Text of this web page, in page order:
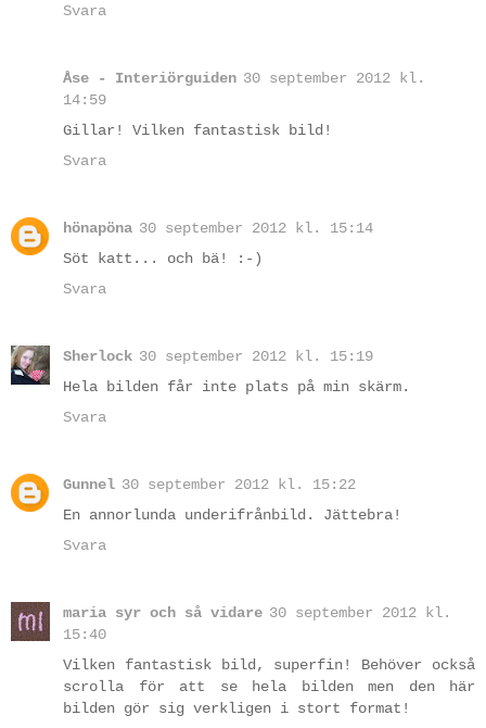
Svara
Åse - Interiörguiden 30 september 2012 kl.
14:59
Gillar! Vilken fantastisk bild!
Svara
hönapöna 30 september 2012 kl. 15:14
Söt katt... och bä! :-)
Svara
Sherlock 30 september 2012 kl. 15:19
Hela bilden får inte plats på min skärm.
Svara
Gunnel 30 september 2012 kl. 15:22
En annorlunda underifrånbild. Jättebra!
Svara
maria syr och så vidare 30 september 2012 kl.
15:40
Vilken fantastisk bild, superfin! Behöver också
scrolla för att se hela bilden men den här
bilden gör sig verkligen i stort format!